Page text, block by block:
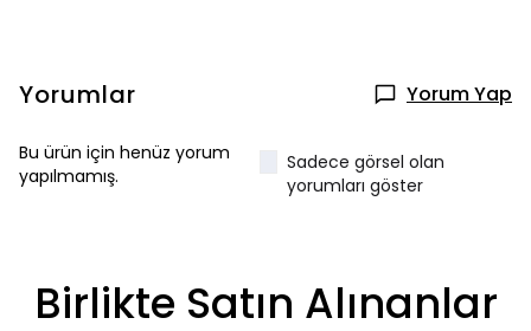
Yorumlar Yorum Yap
Bu ürün için henüz yorum
yapılmamış.
Sadece görsel olan
yorumları göster
Birlikte Satın Alınanlar